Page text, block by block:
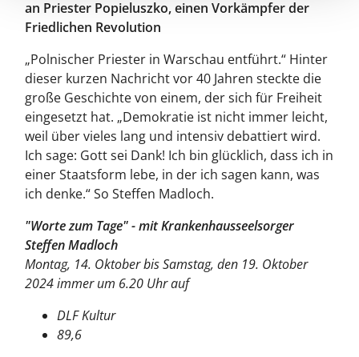
an Priester Popieluszko, einen Vorkämpfer der
Friedlichen Revolution
„Polnischer Priester in Warschau entführt.“ Hinter
dieser kurzen Nachricht vor 40 Jahren steckte die
große Geschichte von einem, der sich für Freiheit
eingesetzt hat. „Demokratie ist nicht immer leicht,
weil über vieles lang und intensiv debattiert wird.
Ich sage: Gott sei Dank! Ich bin glücklich, dass ich in
einer Staatsform lebe, in der ich sagen kann, was
ich denke.“ So Steffen Madloch.
"Worte zum Tage" - mit Krankenhausseelsorger
Steffen Madloch
Montag, 14. Oktober bis Samstag, den 19. Oktober
2024 immer um 6.20 Uhr auf
DLF Kultur
89,6